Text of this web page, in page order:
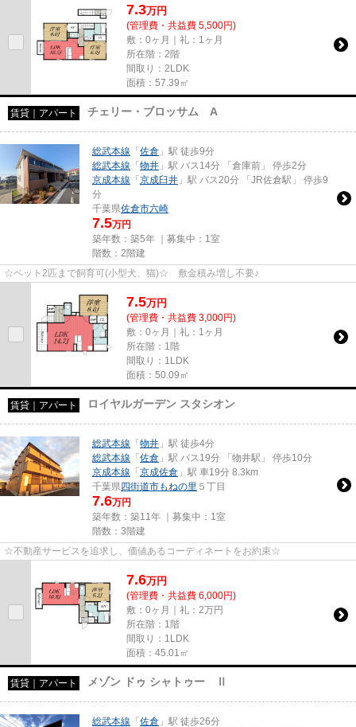
7.3万円
(管理費・共益費 5,500円)
敷：0ヶ月｜礼：1ヶ月
所在階：2階
間取り：2LDK
面積：57.39㎡
賃貸｜アパート チェリー・ブロッサム A
総武本線 「佐倉 」駅 徒歩9分
総武本線 「物井 」駅 バス14分 「倉庫前」 停歩2分
京成本線 「京成臼井 」駅 バス20分 「JR佐倉駅」 停歩9
分
千葉県佐倉市六崎
7.5万円
築年数：築5年 ｜募集中： 1室
階数：2階建
☆ペット2匹まで飼育可(小型犬、猫)☆ 敷金積み増し不要♪
7.5万円
(管理費・共益費 3,000円)
敷：0ヶ月｜礼：1ヶ月
所在階：1階
間取り：1LDK
面積：50.09㎡
賃貸｜アパート ロイヤルガーデン スタシオン
総武本線 「物井 」駅 徒歩4分
総武本線 「佐倉 」駅 バス19分 「物井駅」 停歩10分
京成本線 「京成佐倉 」駅 車19分 8.3km
千葉県四街道市もねの里 ５丁目
7.6万円
築年数：築11年 ｜募集中： 1室
階数：3階建
☆不動産サービスを追求し、価値あるコーディネートをお約束☆
7.6万円
(管理費・共益費 6,000円)
敷：0ヶ月｜礼：2万円
所在階：1階
間取り：1LDK
面積：45.01㎡
賃貸｜アパート メゾン ドゥ シャトゥー Ⅱ
総武本線 「佐倉 」駅 徒歩26分